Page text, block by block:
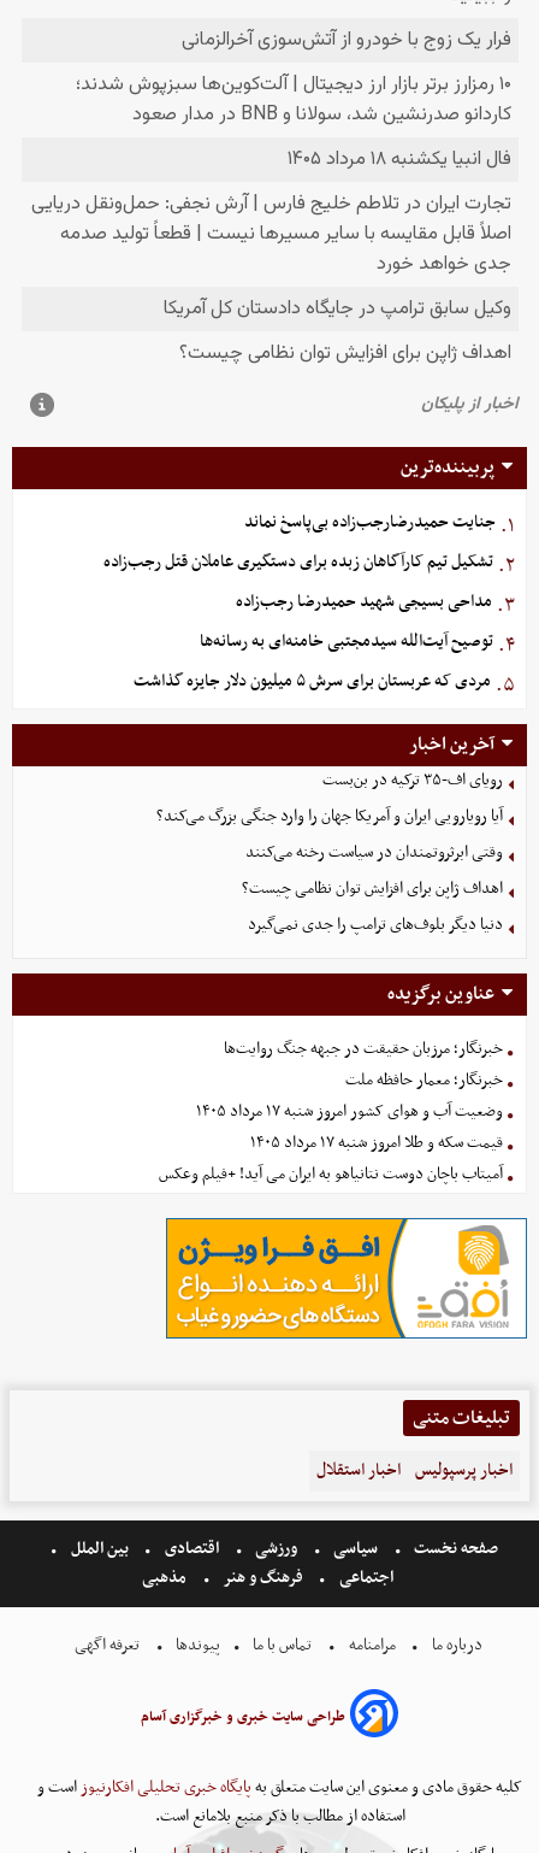
پربیننده‌ترین
۱. جنایت حمیدرضارجب‌زاده بی‌پاسخ نماند
۲. تشکیل تیم کارآگاهان زبده برای دستگیری عاملان قتل رجب‌زاده
۳. مداحی بسیجی شهید حمیدرضا رجب‌زاده
۴. توصیح آیت‌الله سیدمجتبی خامنه‌ای به رسانه‌ها
۵. مردی که عربستان برای سرش ۵ میلیون دلار جایزه گذاشت
آخرین اخبار
رویای اف-۳۵ ترکیه در بن‌بست
آیا رویارویی ایران و آمریکا جهان را وارد جنگی بزرگ می‌کند؟
وقتی ابرثروتمندان در سیاست رخنه می‌کنند
اهداف ژاپن برای افزایش توان نظامی چیست؟
دنیا دیگر بلوف‌های ترامپ را جدی نمی‌گیرد
عناوین برگزیده
خبرنگار؛ مرزبان حقیقت در جبهه جنگ روایت‌ها
خبرنگار؛ معمار حافظه ملت
وضعیت آب و هوای کشور امروز شنبه ۱۷ مرداد ۱۴۰۵
قیمت سکه و طلا امروز شنبه ۱۷ مرداد ۱۴۰۵
آمیتاب باچان دوست نتانیاهو به ایران می آید! +فیلم وعکس
تبلیغات متنی
اخبار پرسپولیس اخبار استقلال
صفحه نخست سیاسی ورزشی اقتصادی
بین الملل
اجتماعی
فرهنگ و هنر مذهبی
درباره ما مرامنامه تماس با ما پیوندها تعرفه اگهی
طراحی سایت خبری و خبرگزاری آسام
کلیه حقوق مادی و معنوی این سایت متعلق بهپایگاه خبری تحلیلی افکارنیوزاست و
استفاده از مطالب با ذکر منبع بلامانع است.